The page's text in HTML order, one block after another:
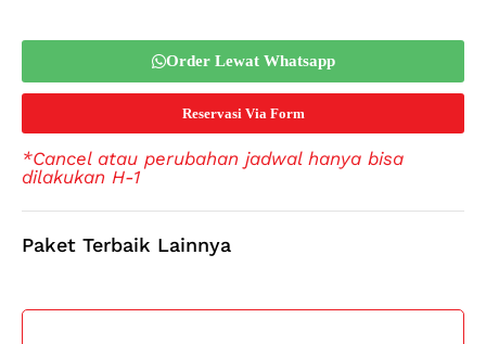
Order Lewat Whatsapp
Reservasi Via Form
*Cancel atau perubahan jadwal hanya bisa
dilakukan H-1
Paket Terbaik Lainnya